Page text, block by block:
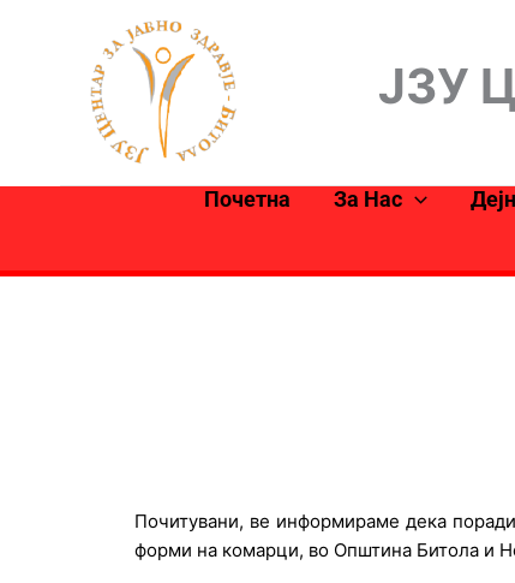
ЈЗУ
Почетна За Нас
Почитувани, ве информираме дека
форми на комарци, во Општина Битола и